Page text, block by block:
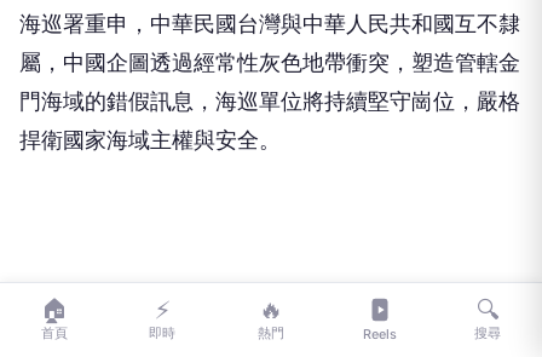
海巡署重申，中華民國台灣與中華人民共和國互不隸
屬，中國企圖透過經常性灰色地帶衝突，塑造管轄金
門海域的錯假訊息，海巡單位將持續堅守崗位，嚴格
捍衛國家海域主權與安全。
🏠
首頁
⚡
即時
🔥
熱門 Reels
🔍
搜尋